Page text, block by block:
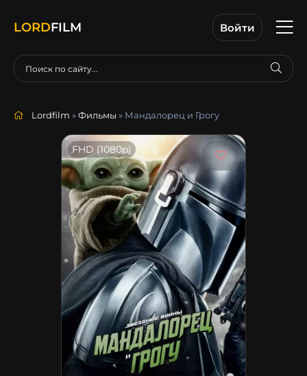
LORDFILM Войти
Lordfilm »Фильмы » Мандалорец и Грогу
FHD (1080p)